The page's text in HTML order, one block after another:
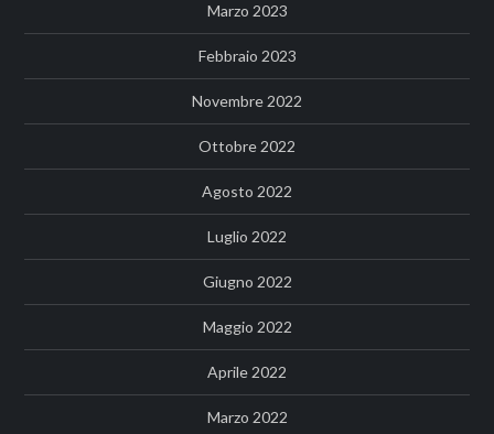
Marzo 2023
Febbraio 2023
Novembre 2022
Ottobre 2022
Agosto 2022
Luglio 2022
Giugno 2022
Maggio 2022
Aprile 2022
Marzo 2022